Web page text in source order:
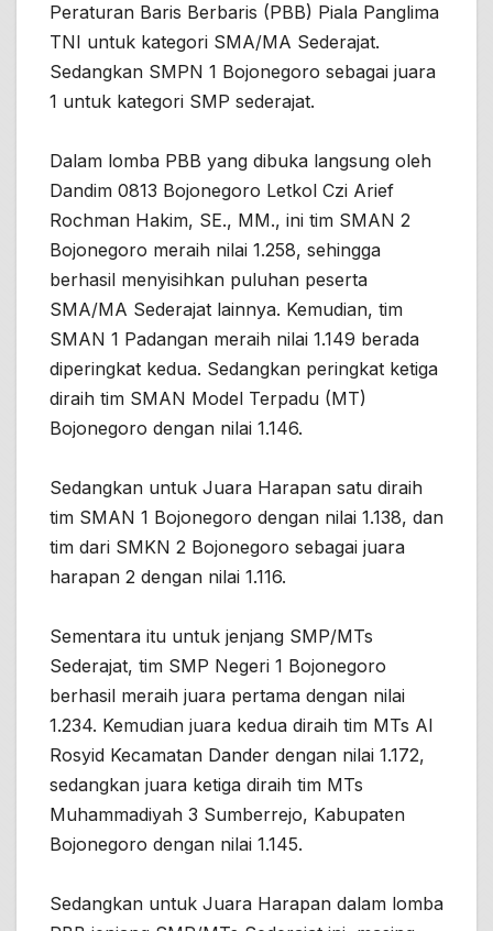
Peraturan Baris Berbaris (PBB) Piala Panglima
TNI untuk kategori SMA/MA Sederajat.
Sedangkan SMPN 1 Bojonegoro sebagai juara
1 untuk kategori SMP sederajat.
Dalam lomba PBB yang dibuka langsung oleh
Dandim 0813 Bojonegoro Letkol Czi Arief
Rochman Hakim, SE., MM., ini tim SMAN 2
Bojonegoro meraih nilai 1.258, sehingga
berhasil menyisihkan puluhan peserta
SMA/MA Sederajat lainnya. Kemudian, tim
SMAN 1 Padangan meraih nilai 1.149 berada
diperingkat kedua. Sedangkan peringkat ketiga
diraih tim SMAN Model Terpadu (MT)
Bojonegoro dengan nilai 1.146.
Sedangkan untuk Juara Harapan satu diraih
tim SMAN 1 Bojonegoro dengan nilai 1.138, dan
tim dari SMKN 2 Bojonegoro sebagai juara
harapan 2 dengan nilai 1.116.
Sementara itu untuk jenjang SMP/MTs
Sederajat, tim SMP Negeri 1 Bojonegoro
berhasil meraih juara pertama dengan nilai
1.234. Kemudian juara kedua diraih tim MTs Al
Rosyid Kecamatan Dander dengan nilai 1.172,
sedangkan juara ketiga diraih tim MTs
Muhammadiyah 3 Sumberrejo, Kabupaten
Bojonegoro dengan nilai 1.145.
Sedangkan untuk Juara Harapan dalam lomba